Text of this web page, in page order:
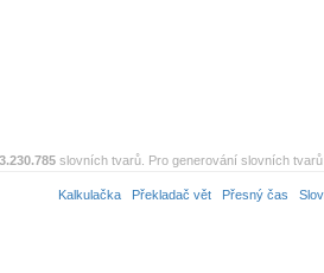
3.230.785 slovních tvarů. Pro generování slovních tvarů
Kalkulačka Překladač vět Přesný čas